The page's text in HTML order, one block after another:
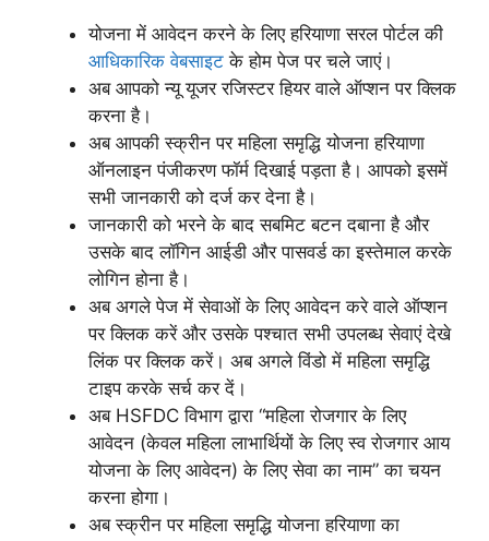
योजना में आवेदन करने के लिए हरियाणा सरल पोर्टल की
आधिकारिक वेबसाइट के होम पेज पर चले जाएं।
अब आपको न्यू यूजर रजिस्टर हियर वाले ऑप्शन पर क्लिक
करना है।
अब आपकी स्क्रीन पर महिला समृद्धि योजना हरियाणा
ऑनलाइन पंजीकरण फॉर्म दिखाई पड़ता है। आपको इसमें
सभी जानकारी को दर्ज कर देना है।
जानकारी को भरने के बाद सबमिट बटन दबाना है और
उसके बाद लॉगिन आईडी और पासवर्ड का इस्तेमाल करके
लोगिन होना है।
अब अगले पेज में सेवाओं के लिए आवेदन करे वाले ऑप्शन
पर क्लिक करें और उसके पश्चात सभी उपलब्ध सेवाएं देखे
लिंक पर क्लिक करें। अब अगले विंडो में महिला समृद्धि
टाइप करके सर्च कर दें।
अब HSFDC विभाग द्वारा “महिला रोजगार के लिए
आवेदन (केवल महिला लाभार्थियों के लिए स्व रोजगार आय
योजना के लिए आवेदन) के लिए सेवा का नाम” का चयन
करना होगा।
अब स्क्रीन पर महिला समृद्धि योजना हरियाणा का